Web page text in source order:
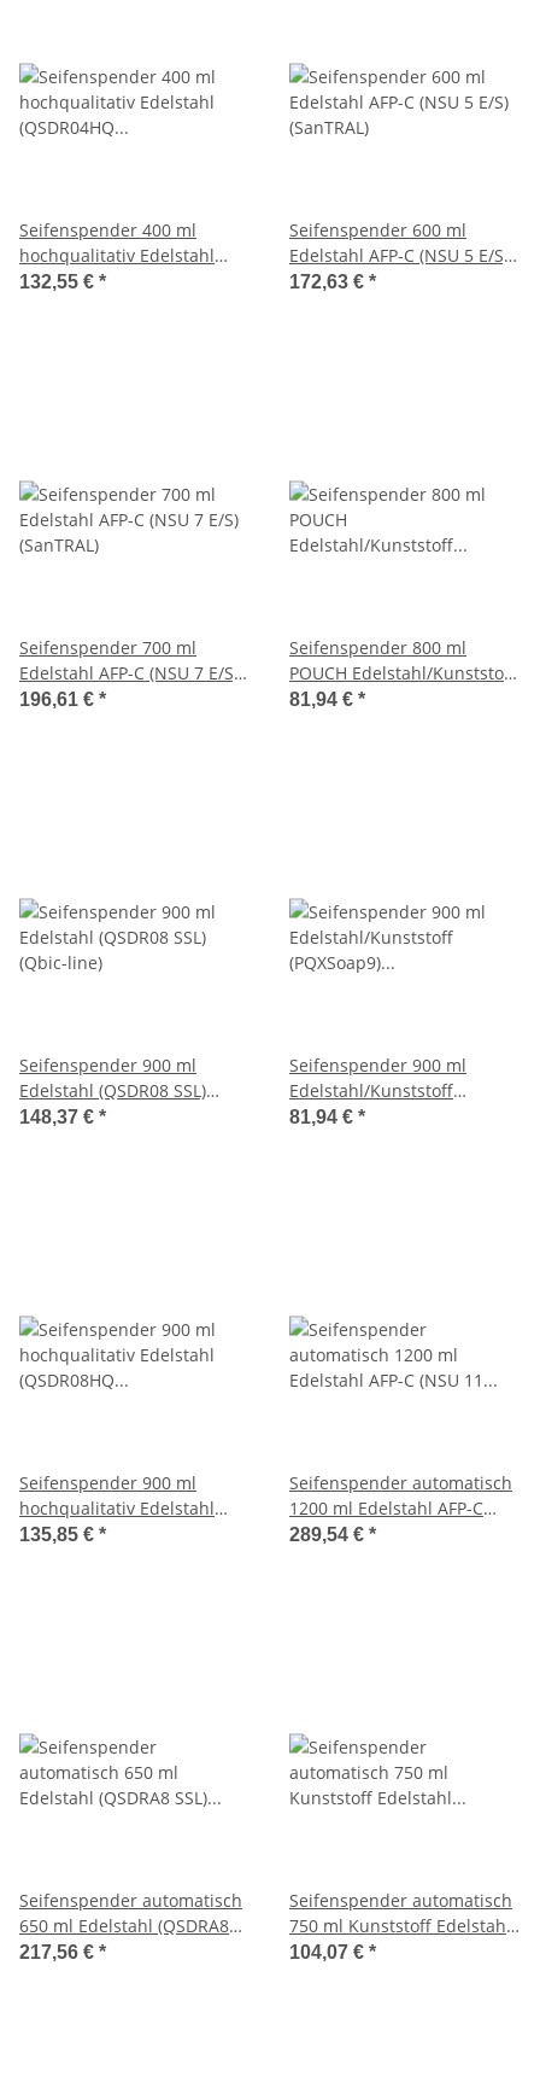
Seifenspender 400 ml
hochqualitativ Edelstahl
(QSDR04HQ SSL) (Qbic-line)
132,55 € *
Seifenspender 600 ml
Edelstahl AFP-C (NSU 5 E/S)
(SanTRAL)
172,63 € *
Seifenspender 700 ml
Edelstahl AFP-C (NSU 7 E/S)
(SanTRAL)
196,61 € *
Seifenspender 800 ml
POUCH Edelstahl/Kunststoff
(PQXSoap9P) (PlastiQline
81,94 € *
Seifenspender 900 ml
Edelstahl (QSDR08 SSL)
(Qbic-line)
148,37 € *
Seifenspender 900 ml
Edelstahl/Kunststoff
(PQXSoap9) (PlastiQline
81,94 € *
Seifenspender 900 ml
hochqualitativ Edelstahl
(QSDR08HQ SSL) (Qbic-line)
135,85 € *
Seifenspender automatisch
1200 ml Edelstahl AFP-C
(NSU 11 E/S Touchless)
289,54 € *
Seifenspender automatisch
650 ml Edelstahl (QSDRA8
SSL) (Qbic-line)
217,56 € *
Seifenspender automatisch
750 ml Kunststoff Edelstahl
Optik (AC 750 M) (MediQo-
104,07 € *